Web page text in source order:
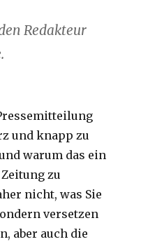
Redakteur
und knapp zu
warum das ein
zu
nicht, was Sie
versetzen
aber auch die